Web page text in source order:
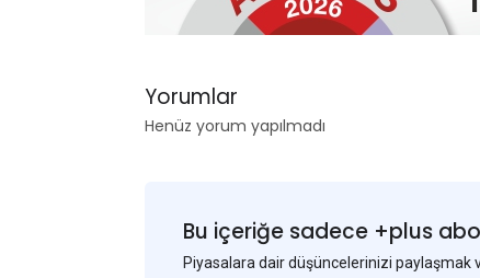
Yorumlar
Henüz yorum yapılmadı
Bu içeriğe sadece +plus
Piyasalara dair düşüncelerinizi paylaşmak